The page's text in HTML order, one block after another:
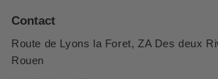
Contact
Route de Lyons la Foret, ZA Des deux
Rouen